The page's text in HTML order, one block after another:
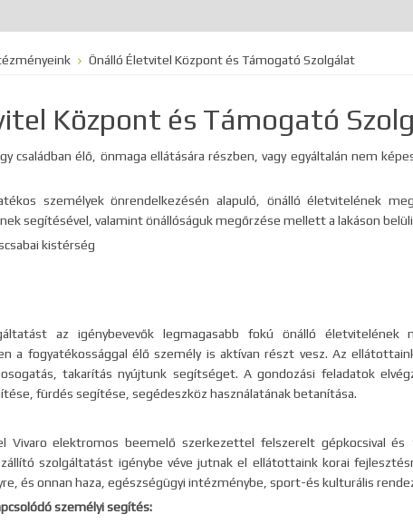
Önálló Életvitel Központ és Támogató Szolgálat
Központ és Támogató
családban élő, önmaga ellátására részben, vagy egyáltalán nem
személyek önrendelkezésén alapuló, önálló életvitelének
segítésével, valamint önállóságuk megőrzése mellett a lakáson
kistérség
az igénybevevők legmagasabb fokú önálló
a fogyatékossággal élő személy is aktívan részt vesz. Az
takarítás nyújtunk segítséget. A gondozási feladatok
fürdés segítése, segédeszköz használatának betanítása.
Vivaro elektromos beemelő szerkezettel felszerelt gépkocsival
szolgáltatást igénybe véve jutnak el ellátottaink korai
és onnan haza, egészségügyi intézménybe, sport-és kulturális
személyi segítés: